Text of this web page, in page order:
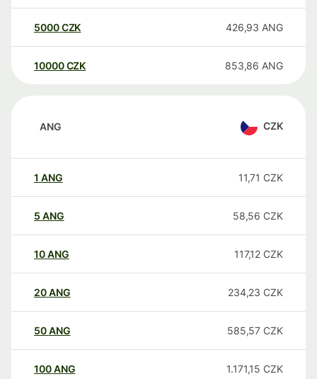
5000CZK 426,93 ANG
10000 CZK 853,86 ANG
ANG CZK
1 ANG 11,71 CZK
5 ANG 58,56 CZK
10ANG 117,12 CZK
20ANG 234,23 CZK
50ANG 585,57 CZK
100ANG 1.171,15 CZK